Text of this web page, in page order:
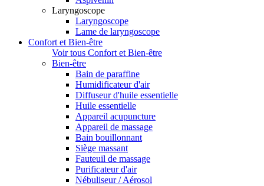
Laryngoscope
Laryngoscope
Lame de laryngoscope
Confort et Bien-être
Voir tous Confort et Bien-être
Bien-être
Bain de paraffine
Humidificateur d'air
Diffuseur d'huile essentielle
Huile essentielle
Appareil acupuncture
Appareil de massage
Bain bouillonnant
Siège massant
Fauteuil de massage
Purificateur d'air
Nébuliseur / Aérosol